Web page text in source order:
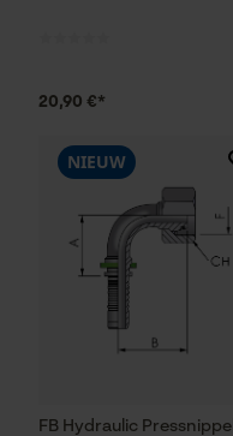
20,90 €*
FB Hydraulic Pressnippel
NIEUW